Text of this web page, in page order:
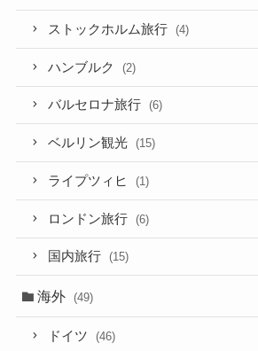
ストックホルム旅行 (4)
ハンブルク (2)
バルセロナ旅行 (6)
ベルリン観光 (15)
ライプツィヒ (1)
ロンドン旅行 (6)
国内旅行 (15)
海外 (49)
ドイツ (46)